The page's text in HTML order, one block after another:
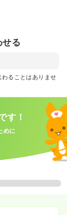
せる
ることはありませ
す！
めに